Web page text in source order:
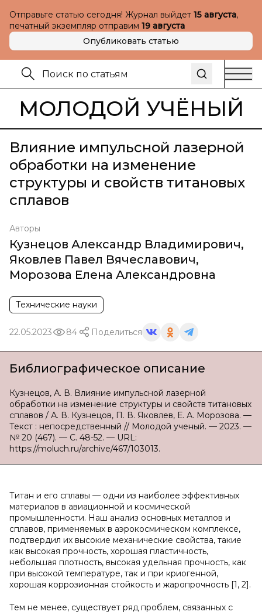
Отправьте статью сегодня! Журнал выйдет 15 августа,
печатный экземпляр отправим 19 августа
Опубликовать статью
МОЛОДОЙ УЧЁНЫЙ
Влияние импульсной лазерной
обработки на изменение
структуры и свойств титановых
сплавов
Авторы
Кузнецов Александр Владимирович,
Яковлев Павел Вячеславович,
Морозова Елена Александровна
Технические науки
22.05.2023 84 Поделиться
Библиографическое описание
Кузнецов, А. В. Влияние импульсной лазерной
обработки на изменение структуры и свойств титановых
сплавов / А. В. Кузнецов, П. В. Яковлев, Е. А. Морозова. —
Текст : непосредственный // Молодой ученый. — 2023. —
№ 20 (467). — С. 48-52. — URL:
https://moluch.ru/archive/467/103013.
Титан и его сплавы — одни из наиболее эффективных
материалов в авиационной и космической
промышленности. Наш анализ основных металлов и
сплавов, применяемых в аэрокосмическом комплексе,
подтвердил их высокие механические свойства, такие
как высокая прочность, хорошая пластичность,
небольшая плотность, высокая удельная прочность, как
при высокой температуре, так и при криогенной,
хорошая коррозионная стойкость и жаропрочность [1, 2].
Тем не менее, существует ряд проблем, связанных с